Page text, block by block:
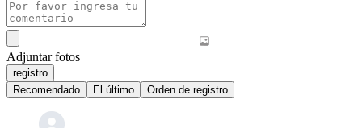
Adjuntar fotos
registro
Recomendado
El último Orden de registro